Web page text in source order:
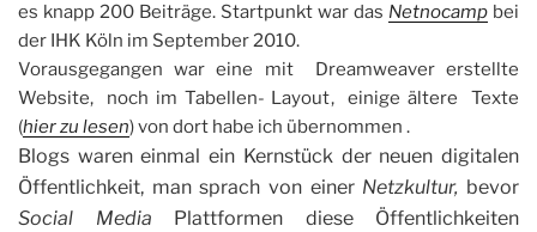
es knapp 200 Beiträge. Startpunkt war das Netnocamp bei
der IHK Köln im September 2010.
Vorausgegangen war eine mit Dreamweaver erstellte
Website, noch im Tabellen- Layout, einige ältere Texte
(hier zu lesen) von dort habe ich übernommen .
Blogs waren einmal ein Kernstück der neuen digitalen
Öffentlichkeit, man sprach von einer Netzkultur, bevor
Social Media Plattformen diese Öffentlichkeiten